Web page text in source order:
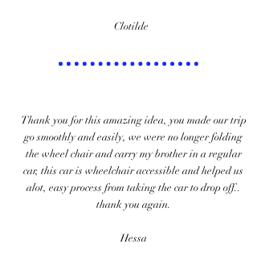
Clotilde
Thank you for this amazing idea, you made our trip
go smoothly and easily, we were no longer folding
the wheel chair and carry my brother in a regular
car, this car is wheelchair accessible and helped us
alot, easy process from taking the car to drop off..
thank you again.
​Hessa